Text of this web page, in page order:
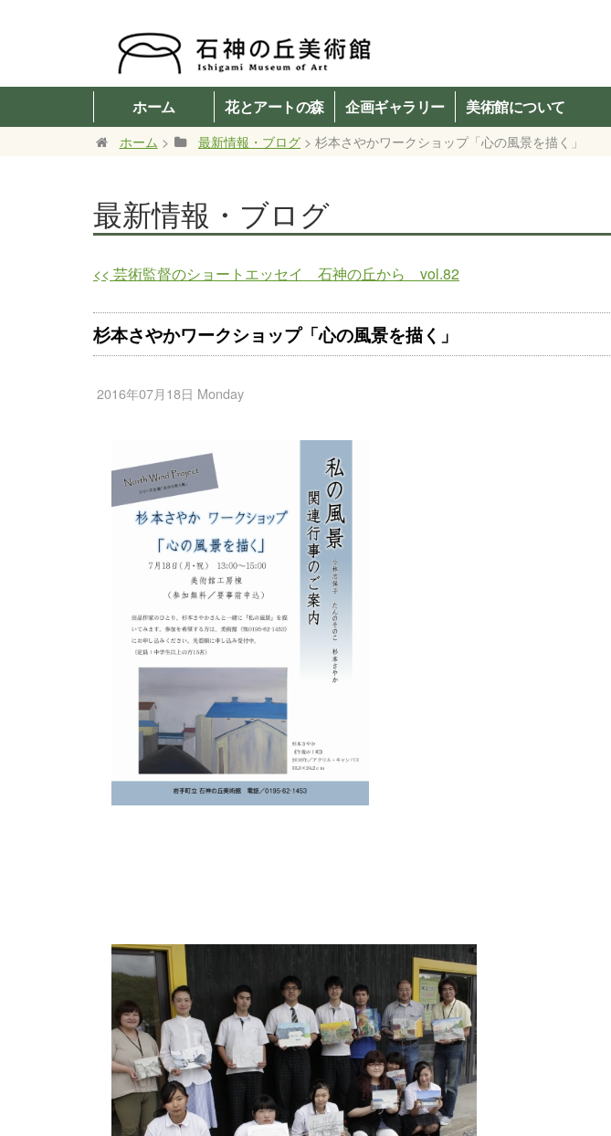
ホーム 花とアートの森 企画ギャラリー 美術館について
ホーム > 最新情報・ブログ > 杉本さやかワークショップ「心の風景を描く」
最新情報・ブログ
<< 芸術監督のショートエッセイ 石神の丘から vol.82
杉本さやかワークショップ「心の風景を描く」
2016年07月18日 Monday